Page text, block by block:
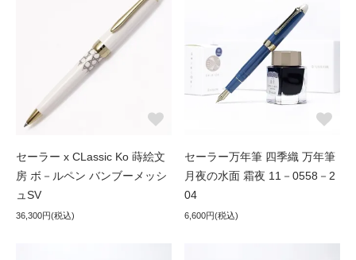
セーラー x CLassic Ko 蒔絵文
房 ボ－ルペン バンブーメッシ
ュSV
36,300円(税込)
セーラー万年筆 四季織 万年筆
月夜の水面 霜夜 11－0558－2
04
6,600円(税込)